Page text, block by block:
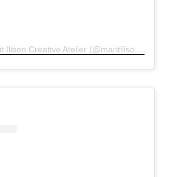
Публикация от Marit Ilison Creative Atelier (@maritilisoncreativeatelier)